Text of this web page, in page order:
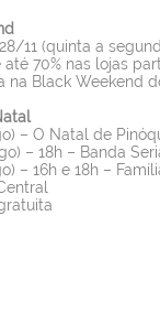
11 (quinta a
até 70% nas lojas
na Black Weekend
– O Natal de
– 18h – Banda
– 16h e 18h –